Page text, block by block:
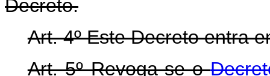
Decreto.
Art. 4º Este Decreto entra
Art. 5º Revoga-se o